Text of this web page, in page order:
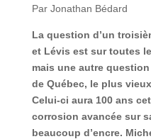
Par Jonathan Bédard
La question d’un
et Lévis est sur toutes
mais une autre
de Québec, le plus
Celui-ci aura 100 ans
corrosion avancée sur
beaucoup d’encre.